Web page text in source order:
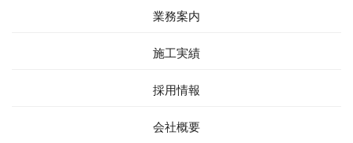
業務案内
施工実績
採用情報
会社概要